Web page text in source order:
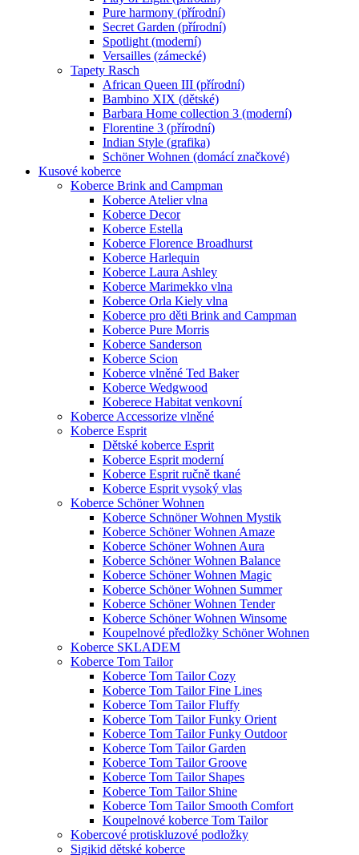
Pure harmony (přírodní)
Secret Garden (přírodní)
Spotlight (moderní)
Versailles (zámecké)
Tapety Rasch
African Queen III (přírodní)
Bambino XIX (dětské)
Barbara Home collection 3 (moderní)
Florentine 3 (přírodní)
Indian Style (grafika)
Schöner Wohnen (domácí značkové)
Kusové koberce
Koberce Brink and Campman
Koberce Atelier vlna
Koberce Decor
Koberce Estella
Koberce Florence Broadhurst
Koberce Harlequin
Koberce Laura Ashley
Koberce Marimekko vlna
Koberce Orla Kiely vlna
Koberce pro děti Brink and Campman
Koberce Pure Morris
Koberce Sanderson
Koberce Scion
Koberce vlněné Ted Baker
Koberce Wedgwood
Koberece Habitat venkovní
Koberce Accessorize vlněné
Koberce Esprit
Dětské koberce Esprit
Koberce Esprit moderní
Koberce Esprit ručně tkané
Koberce Esprit vysoký vlas
Koberce Schöner Wohnen
Koberce Schnöner Wohnen Mystik
Koberce Schöner Wohnen Amaze
Koberce Schöner Wohnen Aura
Koberce Schöner Wohnen Balance
Koberce Schöner Wohnen Magic
Koberce Schöner Wohnen Summer
Koberce Schöner Wohnen Tender
Koberce Schöner Wohnen Winsome
Koupelnové předložky Schöner Wohnen
Koberce SKLADEM
Koberce Tom Tailor
Koberce Tom Tailor Cozy
Koberce Tom Tailor Fine Lines
Koberce Tom Tailor Fluffy
Koberce Tom Tailor Funky Orient
Koberce Tom Tailor Funky Outdoor
Koberce Tom Tailor Garden
Koberce Tom Tailor Groove
Koberce Tom Tailor Shapes
Koberce Tom Tailor Shine
Koberce Tom Tailor Smooth Comfort
Koupelnové koberce Tom Tailor
Kobercové protiskluzové podložky
Sigikid dětské koberce